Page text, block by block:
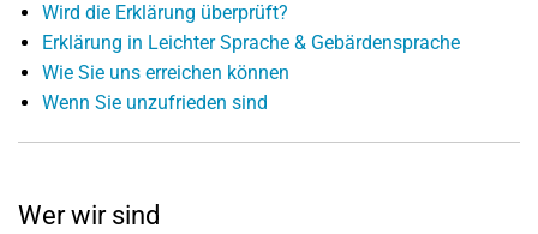
Wird die Erklärung überprüft?
Erklärung in Leichter Sprache & Gebärdensprache
Wie Sie uns erreichen können
Wenn Sie unzufrieden sind
Wer wir sind